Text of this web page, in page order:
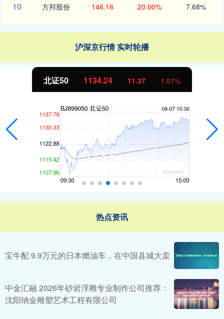
10 方邦股份 146.16 20.00% 7.68%
沪深京行情 实时轮播
北证50 1134.24 11.37 1.01%
热点资讯
宝牛配 9.9万元的日本燃油车，在中国县城大卖
中金汇融 2026年砂岩浮雕专业制作公司推荐：
沈阳纳金雕塑艺术工程有限公司